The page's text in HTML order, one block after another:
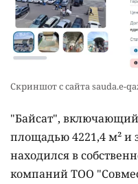
Скриншот с сайта sauda.e-
"Байсат",
площадью 4221,4 м² и
находился в
компаний ТОО